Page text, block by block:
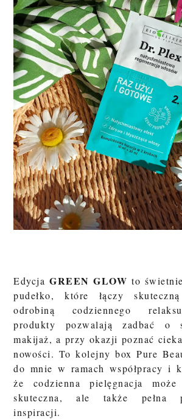
EdycjaGREEN GLOW to
pudełko, które łączy
odrobiną codziennego
produkty pozwalają zadbać o
makijaż, a przy okazji poznać
nowości. To kolejny box Pure
do mnie w ramach współpracy i
że codzienna pielęgnacja
skuteczna, ale także pełna
inspiracji.